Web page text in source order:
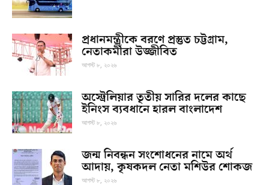
প্রধানমন্ত্রীকে বরণে প্রস্তুত চট্টগ্রাম,
নেতাকর্মীরা উজ্জীবিত
আগস্ট ৮, ২০২৬
অস্ট্রেলিয়ার তৃতীয় সারির দলের কাছে
ইনিংস ব্যবধানে হারল বাংলাদেশ
আগস্ট ৮, ২০২৬
জন্ম নিবন্ধন সংশোধনের নামে অর্থ
আদায়, কৃষকদল নেতা মশিউর শোকজ
আগস্ট ৮, ২০২৬